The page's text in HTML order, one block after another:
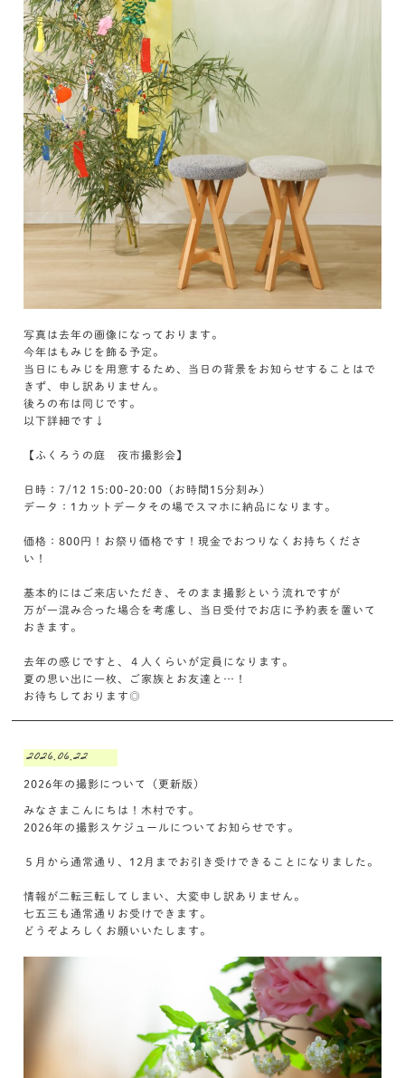
写真は去年の画像になっております。
今年はもみじを飾る予定。
当日にもみじを用意するため、当日の背景をお知らせすることはで
きず、申し訳ありません。
後ろの布は同じです。
以下詳細です↓
【ふくろうの庭 夜市撮影会】
日時：7/12 15:00-20:00（お時間15分刻み）
データ：1カットデータその場でスマホに納品になります。
価格：800円！お祭り価格です！現金でおつりなくお持ちくださ
い！
基本的にはご来店いただき、そのまま撮影という流れですが
万が一混み合った場合を考慮し、当日受付でお店に予約表を置いて
おきます。
去年の感じですと、４人くらいが定員になります。
夏の思い出に一枚、ご家族とお友達と…！
お待ちしております◎
2026.06.22
2026年の撮影について（更新版）
みなさまこんにちは！木村です。
2026年の撮影スケジュールについてお知らせです。
５月から通常通り、12月までお引き受けできることになりました。
情報が二転三転してしまい、大変申し訳ありません。
七五三も通常通りお受けできます。
どうぞよろしくお願いいたします。